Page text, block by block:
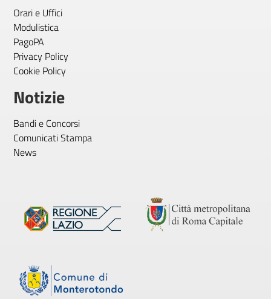
Orari e Uffici
Modulistica
PagoPA
Privacy Policy
Cookie Policy
Notizie
Bandi e Concorsi
Comunicati Stampa
News